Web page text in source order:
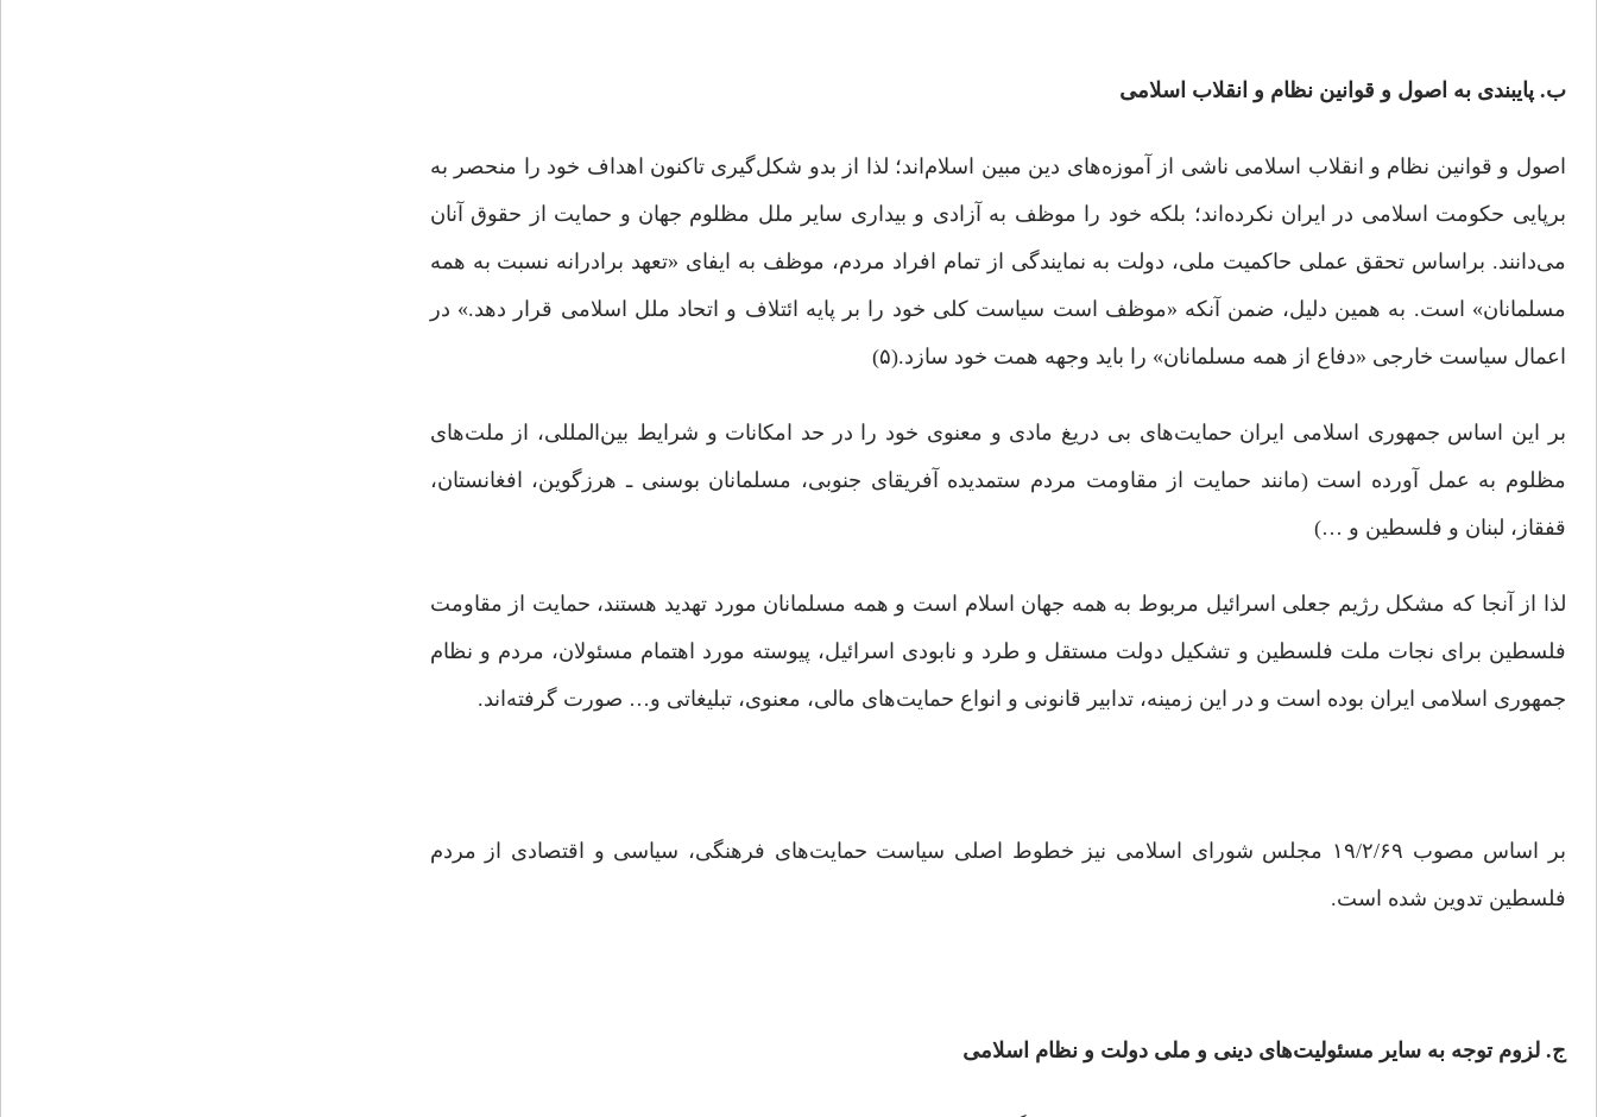
ب. پایبندی‌ به اصول و قوانین نظام و انقلاب اسلامی
اصول و قوانین نظام و انقلاب اسلامی ناشی از آموزه‌های دین مبین اسلام‌اند؛ لذا از بدو شکل‌گیری تاکنون اهداف خود را منحصر به
برپایی حکومت اسلامی در ایران نکرده‌اند؛ بلکه خود را موظف به آزادی و بیداری سایر ملل مظلوم جهان و حمایت از حقوق آنان
می‌دانند. براساس تحقق عملی حاکمیت ملی، دولت به نمایندگی از تمام افراد مردم، موظف به ایفای «تعهد برادرانه نسبت به همه
مسلمانان» است. به همین دلیل، ضمن آنکه «موظف است سیاست کلی خود را بر پایه ائتلاف و اتحاد ملل اسلامی قرار دهد.» در
اعمال سیاست خارجی «دفاع از همه مسلمانان» را باید وجهه همت خود سازد.(۵)
بر این اساس جمهوری اسلامی ایران حمایت‌های بی دریغ مادی و معنوی خود را در حد امکانات و شرایط بین‌المللی، از ملت‌های
مظلوم به عمل آورده است (مانند حمایت از مقاومت مردم ستمدیده آفریقای جنوبی، مسلمانان بوسنی ـ هرزگوین، افغانستان،
قفقاز، لبنان و فلسطین و …)
لذا از آنجا که مشکل رژیم جعلی اسرائیل مربوط به همه جهان اسلام است و همه مسلمانان مورد تهدید هستند، حمایت از مقاومت
فلسطین برای نجات ملت فلسطین و تشکیل دولت مستقل و طرد و نابودی اسرائیل، پیوسته مورد اهتمام مسئولان، مردم و نظام
جمهوری اسلامی ایران بوده است و در این زمینه، تدابیر قانونی و انواع حمایت‌های مالی، معنوی، تبلیغاتی و… صورت گرفته‌اند.
بر اساس مصوب ۱۹/۲/۶۹ مجلس شورای اسلامی نیز خطوط اصلی سیاست حمایت‌های فرهنگی، سیاسی و اقتصادی از مردم
فلسطین تدوین شده است.
ج. لزوم توجه به سایر مسئولیت‌های دینی و ملی دولت و نظام اسلامی